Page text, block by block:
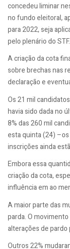
concedeu liminar
no fundo eleitoral,
para 2022, seja
pelo plenário do STF.
A criação da cota
sobre brechas nas
declaração e
Os 21 mil
havia sido dada no
8% das 260 mil
esta quinta (24)
inscrições ainda
Embora essa
criação da cota,
influência em ao
A maior parte das
parda. O
alterações de pardo
Outros 22%